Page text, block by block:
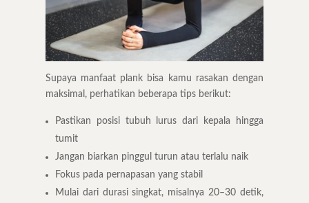
Supaya manfaat plank bisa kamu rasakan dengan
maksimal, perhatikan beberapa tips berikut:
Pastikan posisi tubuh lurus dari kepala hingga
tumit
Jangan biarkan pinggul turun atau terlalu naik
Fokus pada pernapasan yang stabil
Mulai dari durasi singkat, misalnya 20–30 detik,